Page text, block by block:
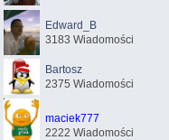
Edward_B
3183 Wiadomości
Bartosz
2375 Wiadomości
maciek777
2222 Wiadomości